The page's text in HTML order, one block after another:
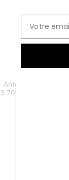
Antoinette
3 700